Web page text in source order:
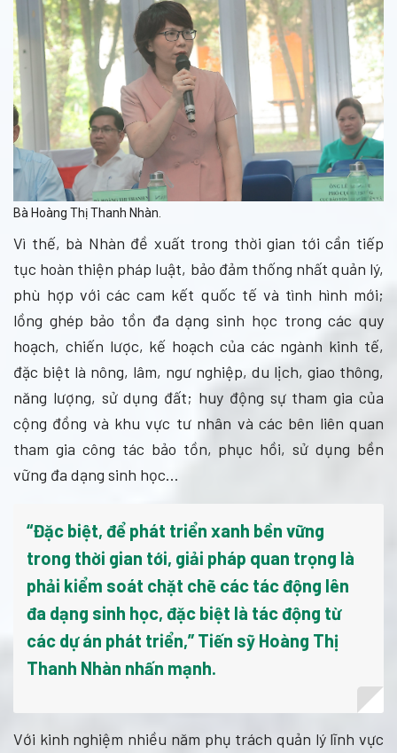
Bà Hoàng Thị Thanh Nhàn.
Vì thế, bà Nhàn đề xuất trong thời gian tới cần tiếp
tục hoàn thiện pháp luật, bảo đảm thống nhất quản lý,
phù hợp với các cam kết quốc tế và tình hình mới;
lồng ghép bảo tồn đa dạng sinh học trong các quy
hoạch, chiến lược, kế hoạch của các ngành kinh tế,
đặc biệt là nông, lâm, ngư nghiệp, du lịch, giao thông,
năng lượng, sử dụng đất; huy động sự tham gia của
cộng đồng và khu vực tư nhân và các bên liên quan
tham gia công tác bảo tồn, phục hồi, sử dụng bền
vững đa dạng sinh học…
“Đặc biệt, để phát triển xanh bền vững
trong thời gian tới, giải pháp quan trọng là
phải kiểm soát chặt chẽ các tác động lên
đa dạng sinh học, đặc biệt là tác động từ
các dự án phát triển,” Tiến sỹ Hoàng Thị
Thanh Nhàn nhấn mạnh.
Với kinh nghiệm nhiều năm phụ trách quản lý lĩnh vực